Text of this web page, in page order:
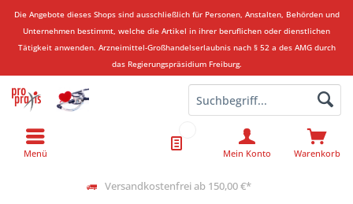
Die Angebote dieses Shops sind ausschließlich für Personen, Anstalten, Behörden und
Unternehmen bestimmt, welche die Artikel in ihrer beruflichen oder dienstlichen
Tätigkeit anwenden. Arzneimittel-Großhandelserlaubnis nach § 52 a des AMG durch
das Regierungspräsidium Freiburg.
Versandkostenfrei ab 150,00 €*
Warenkorb
Mein Konto
Menü